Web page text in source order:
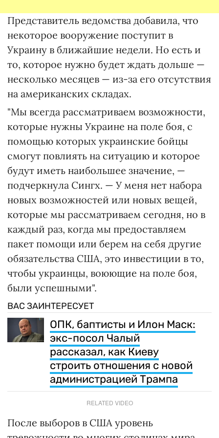
Представитель ведомства добавила, что
некоторое вооружение поступит в
Украину в ближайшие недели. Но есть и
то, которое нужно будет ждать дольше —
несколько месяцев — из-за его отсутствия
на американских складах.
"Мы всегда рассматриваем возможности,
которые нужны Украине на поле боя, с
помощью которых украинские бойцы
смогут повлиять на ситуацию и которое
будут иметь наибольшее значение, —
подчеркнула Сингх. — У меня нет набора
новых возможностей или новых вещей,
которые мы рассматриваем сегодня, но в
каждый раз, когда мы предоставляем
пакет помощи или берем на себя другие
обязательства США, это инвестиции в то,
чтобы украинцы, воюющие на поле боя,
были успешными".
ВАС ЗАИНТЕРЕСУЕТ
ОПК, баптисты и Илон Маск:
экс-посол Чалый
рассказал, как Киеву
строить отношения с новой
администрацией Трампа
RELATED VIDEO
После выборов в США уровень